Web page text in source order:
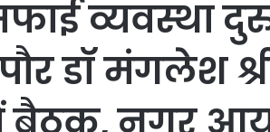
व्यवस्था
डॉ मंगलेश